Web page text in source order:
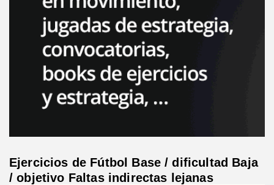
Ejercicios de Fútbol Base / dificultad Baja
/ objetivo Faltas indirectas lejanas